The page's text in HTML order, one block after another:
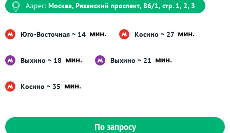
Адрес: Москва, Рязанский проспект, 86/1, стр. 1, 2, 3
Юго-Восточная ~ 14 Косино ~ 27
Выхино ~ 18 Выхино ~ 21
Косино ~ 35
По запросу